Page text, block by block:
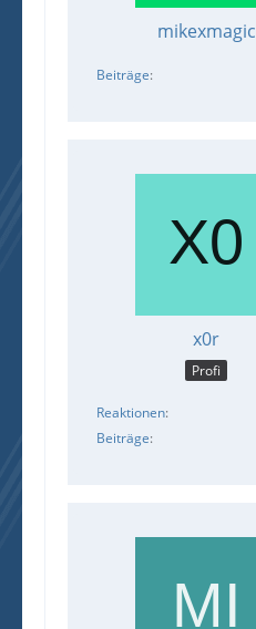
mikexmagic
Beiträge
x0r
Profi
Reaktionen
Beiträge